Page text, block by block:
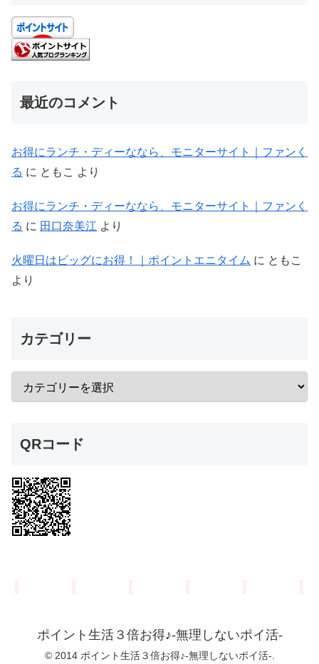
最近のコメント
お得にランチ・ディーななら、モニターサイト｜ファンく
る に ともこ より
お得にランチ・ディーななら、モニターサイト｜ファンく
る に 田口奈美江 より
火曜日はビッグにお得！｜ポイントエニタイム に ともこ
より
カテゴリー
QRコード
ポイント生活３倍お得♪-無理しないポイ活-
© 2014 ポイント生活３倍お得♪-無理しないポイ活-.